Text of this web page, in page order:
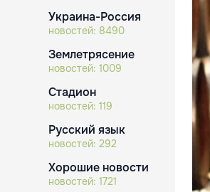
Украина-Россия
новостей: 8490
Землетрясение
новостей: 1009
Стадион
новостей: 119
Русский язык
новостей: 292
Хорошие новости
новостей: 1721